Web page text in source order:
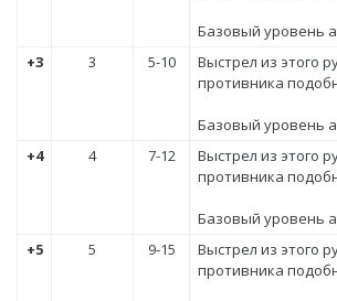
Базовый уровень
+3
3 5-10
Выстрел из этого
противника
Базовый уровень
+4
4 7-12
Выстрел из этого
противника
Базовый уровень
+5
5 9-15
Выстрел из этого
противника